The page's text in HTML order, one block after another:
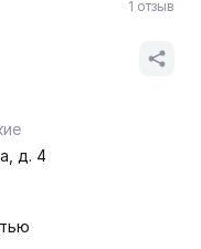
д. 4
1 отзыв